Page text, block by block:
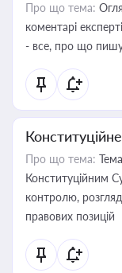
Про що тема:
коментарі
- все, про що
Про що тема:
Конституційним
контролю,
правових позицій